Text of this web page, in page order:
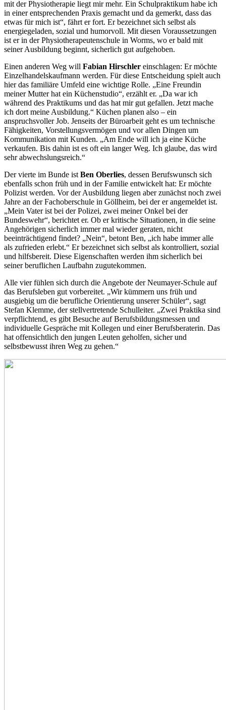
mit der Physiotherapie liegt mir mehr. Ein Schulpraktikum habe ich
in einer entsprechenden Praxis gemacht und da gemerkt, dass das
etwas für mich ist“, fährt er fort. Er bezeichnet sich selbst als
energiegeladen, sozial und humorvoll. Mit diesen Voraussetzungen
ist er in der Physiotherapeutenschule in Worms, wo er bald mit
seiner Ausbildung beginnt, sicherlich gut aufgehoben.
Einen anderen Weg will Fabian Hirschler einschlagen: Er möchte
Einzelhandelskaufmann werden. Für diese Entscheidung spielt auch
hier das familiäre Umfeld eine wichtige Rolle. „Eine Freundin
meiner Mutter hat ein Küchenstudio“, erzählt er. „Da war ich
während des Praktikums und das hat mir gut gefallen. Jetzt mache
ich dort meine Ausbildung.“ Küchen planen also – ein
anspruchsvoller Job. Jenseits der Büroarbeit geht es um technische
Fähigkeiten, Vorstellungsvermögen und vor allen Dingen um
Kommunikation mit Kunden. „Am Ende will ich ja eine Küche
verkaufen. Bis dahin ist es oft ein langer Weg. Ich glaube, das wird
sehr abwechslungsreich.“
Der vierte im Bunde ist Ben Oberlies, dessen Berufswunsch sich
ebenfalls schon früh und in der Familie entwickelt hat: Er möchte
Polizist werden. Vor der Ausbildung liegen aber zunächst noch zwei
Jahre an der Fachoberschule in Göllheim, bei der er angemeldet ist.
„Mein Vater ist bei der Polizei, zwei meiner Onkel bei der
Bundeswehr“, berichtet er. Ob er kritische Situationen, in die seine
Angehörigen sicherlich immer mal wieder geraten, nicht
beeinträchtigend findet? „Nein“, betont Ben, „ich habe immer alle
als zufrieden erlebt.“ Er bezeichnet sich selbst als kontrolliert, sozial
und hilfsbereit. Diese Eigenschaften werden ihm sicherlich bei
seiner beruflichen Laufbahn zugutekommen.
Alle vier fühlen sich durch die Angebote der Neumayer-Schule auf
das Berufsleben gut vorbereitet. „Wir kümmern uns früh und
ausgiebig um die berufliche Orientierung unserer Schüler“, sagt
Stefan Klemme, der stellvertretende Schulleiter. „Zwei Praktika sind
verpflichtend, es gibt Besuche auf Berufsbildungsmessen und
individuelle Gespräche mit Kollegen und einer Berufsberaterin. Das
hat offensichtlich den jungen Leuten geholfen, sicher und
selbstbewusst ihren Weg zu gehen.“